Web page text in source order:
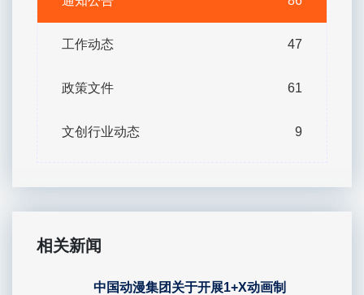
工作动态 47
政策文件 61
文创行业动态 9
相关新闻
中国动漫集团关于开展1+X动画制